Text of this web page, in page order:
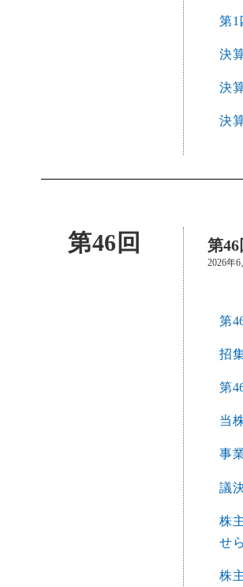
第1
決
決
決
第46回 第
2026年
第
招
第
当
事
議
株
せ
株